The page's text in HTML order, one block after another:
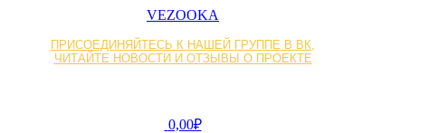
VEZOOKA
ПРИСОЕДИНЯЙТЕСЬ К НАШЕЙ ГРУППЕ В ВК,
ЧИТАЙТЕ НОВОСТИ И ОТЗЫВЫ О ПРОЕКТЕ
0,00₽